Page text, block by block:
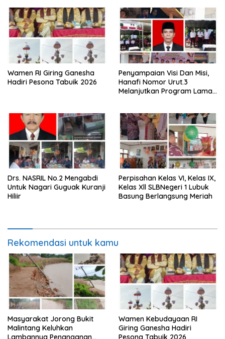
Wamen RI Giring Ganesha
Hadiri Pesona Tabuik 2026
Penyampaian Visi Dan Misi,
Hanafi Nomor Urut.3
Melanjutkan Program Lama
Drs. NASRIL No.2 Mengabdi
Untuk Nagari Guguak Kuranji
Hiliir
Perpisahan Kelas VI, Kelas IX,
Kelas Xll SLBNegeri 1 Lubuk
Basung Berlangsung Meriah
Rekomendasi untuk kamu
Masyarakat Jorong Bukit
Malintang Keluhkan
Lambannya Penanganan
Wamen Kebudayaan RI
Giring Ganesha Hadiri
Pesona Tabuik 2026